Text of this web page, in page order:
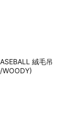
絨毛吊
WOODY)